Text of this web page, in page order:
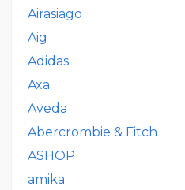
Airasiago
Aig
Adidas
Axa
Aveda
Abercrombie & Fitch
ASHOP
amika